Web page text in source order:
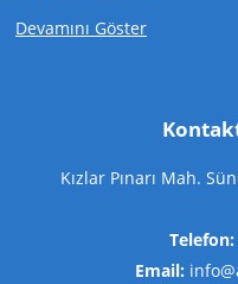
Devamını Göster
Kızlar Pınarı Mah.
Telefon:
Email: